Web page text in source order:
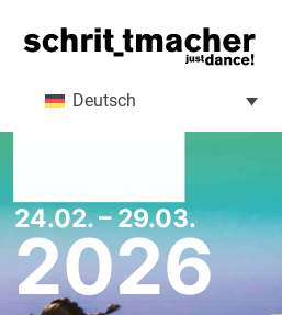
Deutsch
24.02. – 29.03.
2026